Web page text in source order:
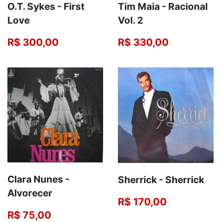
O.T. Sykes - First
Love
R$ 300,00
Tim Maia - Racional
Vol. 2
R$ 330,00
Clara Nunes -
Alvorecer
R$ 75,00
Sherrick - Sherrick
R$ 170,00